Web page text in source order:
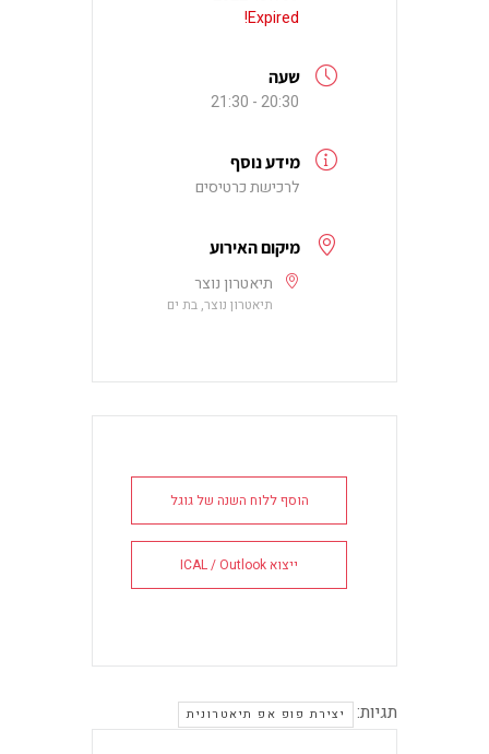
Expired!
שעה
20:30 - 21:30
מידע נוסף
לרכישת כרטיסים
מיקום האירוע
תיאטרון נוצר
תיאטרון נוצר, בת ים
הוסף ללוח השנה של גוגל
ייצוא ICAL / Outlook
תגיות: יצירת פופ אפ תיאטרונית